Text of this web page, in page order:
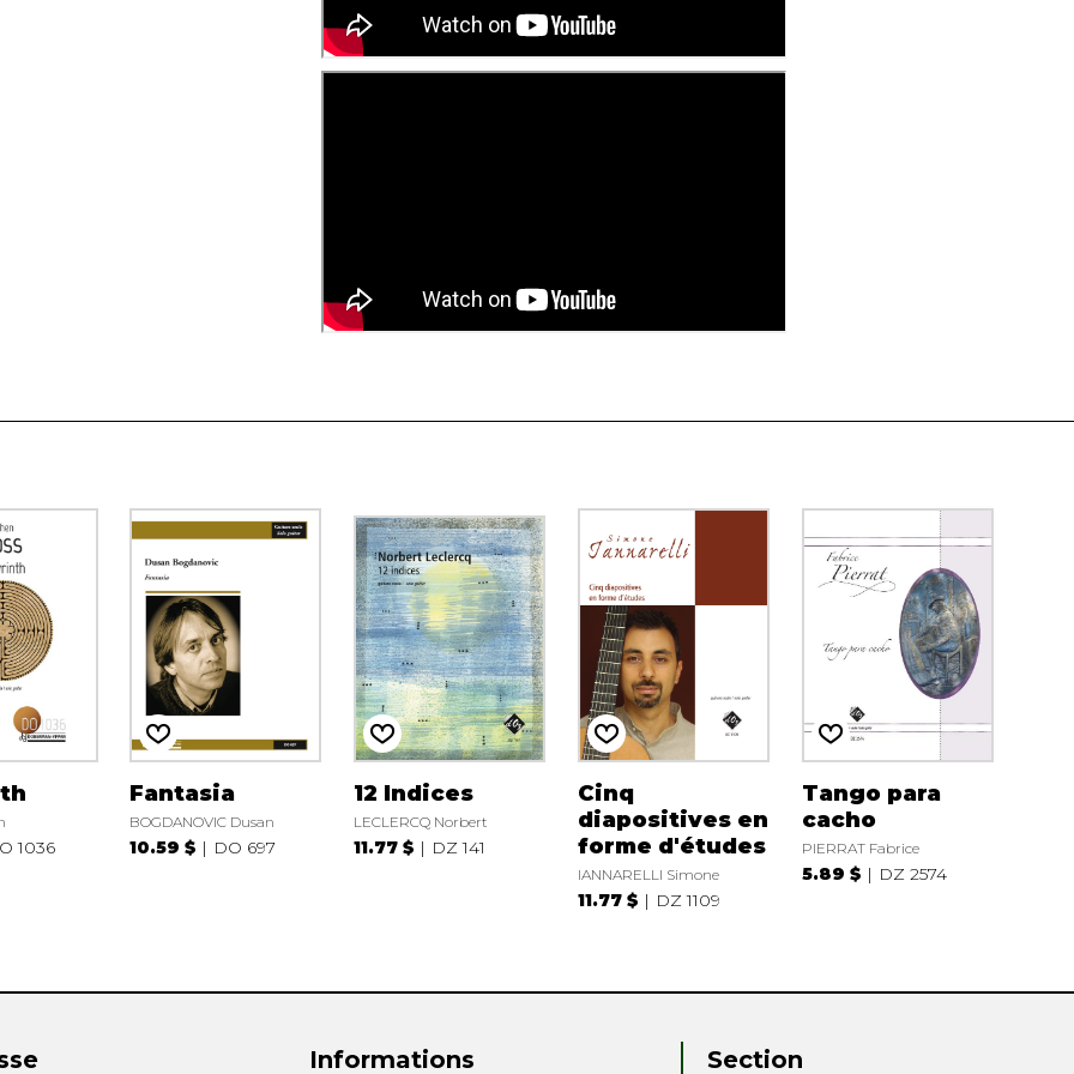
1036
Fantasia
BOGDANOVIC Dusan
10.59 $ DO 697
12 Indices
LECLERCQ Norbert
11.77 $ DZ 141
Cinq
diapositives en
forme d'études
IANNARELLI Simone
11.77 $ DZ 1109
Tango para
cacho
PIERRAT Fabrice
5.89 $ DZ 2574
Informations Section